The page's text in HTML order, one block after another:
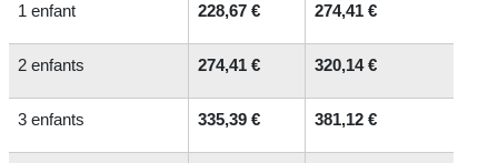
1 enfant 228,67 € 274,41 €
2 enfants 274,41 € 320,14 €
3 enfants 335,39 € 381,12 €